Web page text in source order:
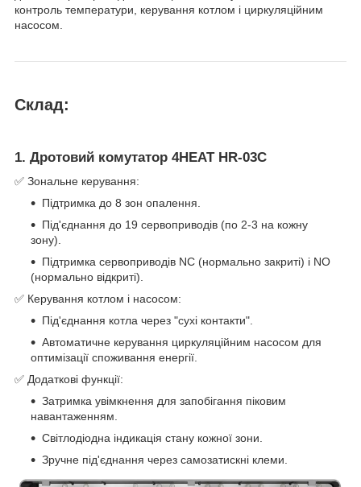
контроль температури, керування котлом і циркуляційним
насосом.
Склад:
1. Дротовий комутатор 4HEAT HR-03C
✅ Зональне керування:
Підтримка до 8 зон опалення.
Під'єднання до 19 сервоприводів (по 2-3 на кожну
зону).
Підтримка сервоприводів NC (нормально закриті) і NO
(нормально відкриті).
✅ Керування котлом і насосом:
Під'єднання котла через "сухі контакти".
Автоматичне керування циркуляційним насосом для
оптимізації споживання енергії.
✅ Додаткові функції:
Затримка увімкнення для запобігання піковим
навантаженням.
Світлодіодна індикація стану кожної зони.
Зручне під'єднання через самозатискні клеми.